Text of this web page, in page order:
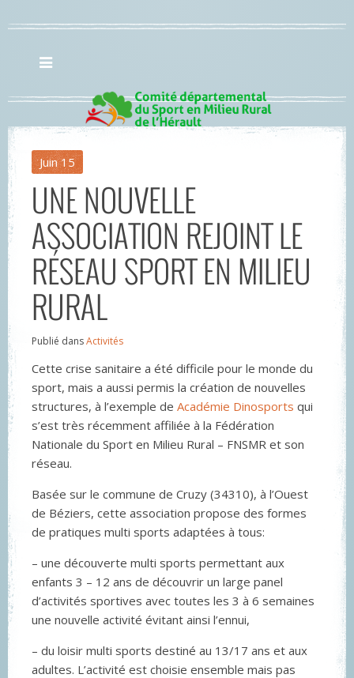
Juin 15
UNE NOUVELLE
ASSOCIATION REJOINT LE
RÉSEAU SPORT EN MILIEU
RURAL
Publié dansActivités
Cette crise sanitaire a été difficile pour le monde du
sport, mais a aussi permis la création de nouvelles
structures, à l’exemple de Académie Dinosports qui
s’est très récemment affiliée à la Fédération
Nationale du Sport en Milieu Rural – FNSMR et son
réseau.
Basée sur le commune de Cruzy (34310), à l’Ouest
de Béziers, cette association propose des formes
de pratiques multi sports adaptées à tous:
– une découverte multi sports permettant aux
enfants 3 – 12 ans de découvrir un large panel
d’activités sportives avec toutes les 3 à 6 semaines
une nouvelle activité évitant ainsi l’ennui,
– du loisir multi sports destiné au 13/17 ans et aux
adultes. L’activité est choisie ensemble mais pas